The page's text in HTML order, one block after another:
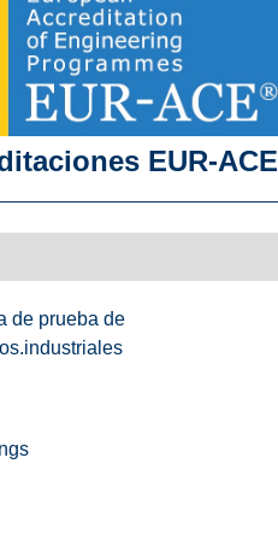
EUR-ACE
de prueba de